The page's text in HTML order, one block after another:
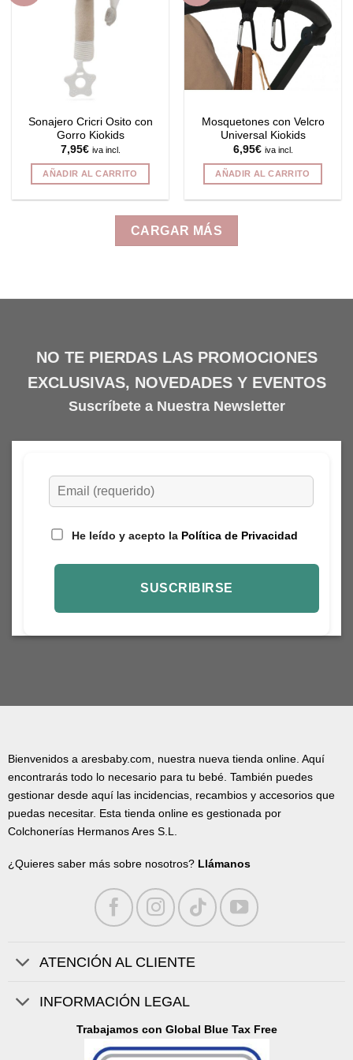
Sonajero Cricri Osito con
Gorro Kiokids
7,95€ iva incl.
AÑADIR AL CARRITO
Mosquetones con Velcro
Universal Kiokids
6,95€ iva incl.
AÑADIR AL CARRITO
CARGAR MÁS
NO TE PIERDAS LAS PROMOCIONES
EXCLUSIVAS, NOVEDADES Y EVENTOS
Suscríbete a Nuestra Newsletter
He leído y acepto la Política de Privacidad
Bienvenidos a aresbaby.com, nuestra nueva tienda online. Aquí
encontrarás todo lo necesario para tu bebé. También puedes
gestionar desde aquí las incidencias, recambios y accesorios que
puedas necesitar. Esta tienda online es gestionada por
Colchonerías Hermanos Ares S.L.
¿Quieres saber más sobre nosotros? Llámanos
ATENCIÓN AL CLIENTE
INFORMACIÓN LEGAL
Trabajamos con Global Blue Tax Free